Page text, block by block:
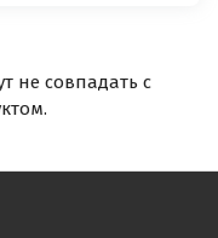
не совпадать с